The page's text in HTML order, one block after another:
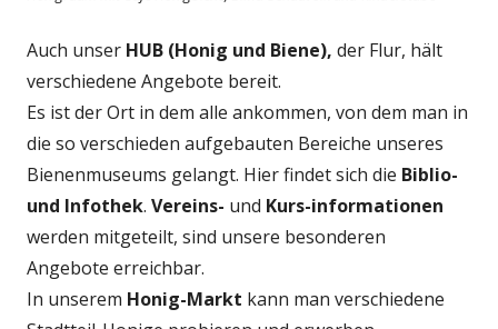
Auch unser HUB (Honig und Biene), der Flur, hält
verschiedene Angebote bereit.
Es ist der Ort in dem alle ankommen, von dem man in
die so verschieden aufgebauten Bereiche unseres
Bienenmuseums gelangt. Hier findet sich die Biblio-
und Infothek. Vereins- und Kurs-informationen
werden mitgeteilt, sind unsere besonderen
Angebote erreichbar.
In unserem Honig-Markt kann man verschiedene